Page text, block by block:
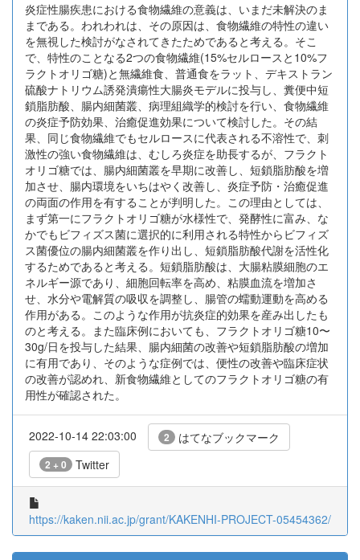
炎症性腸疾患における食物繊維の意義は、いまだ未解決のま
まである。われわれは、その原因は、食物繊維の特性の違い
を無視した検討がなされてきたためであると考える。そこ
で、特性のことなる2つの食物繊維(15%セルロースと10%フ
ラクトオリゴ糖)と無繊維食、普通食をラット、デキストラン
硫酸ナトリウム誘発潰瘍性大腸炎モデルに投与し、糞便中短
鎖脂肪酸、腸内細菌叢、病理組織学的検討を行い、食物繊維
の炎症予防効果、治癒促進効果について検討した。その結
果、同じ食物繊維でもセルロースに代表される不溶性で、刺
激性の強い食物繊維は、むしろ炎症を助長するが、フラクト
オリゴ糖では、腸内細菌叢を早期に改善し、短鎖脂肪酸を増
加させ、腸内環境をいちはやく改善し、炎症予防・治癒促進
の両面の作用を有することが判明した。この理由としては、
まず第一にフラクトオリゴ糖が水様性で、発酵性に富み、な
かでもビフィズス菌に選択的に利用される特性からビフィズ
ス菌優位の腸内細菌叢を作り出し、短鎖脂肪酸代謝を活性化
するためであると考える。短鎖脂肪酸は、大腸粘膜細胞のエ
ネルギー源であり、細胞回転率を高め、粘膜血流を増加さ
せ、水分や電解質の吸収を調整し、腸管の蠕動運動を高める
作用がある。このような作用が抗炎症的効果を産み出したも
のと考える。また臨床例においても、フラクトオリゴ糖10〜
30g/日を投与した結果、腸内細菌の改善や短鎖脂肪酸の増加
に有用であり、そのような症例では、便性の改善や臨床症状
の改善が認めれ、新食物繊維としてのフラクトオリゴ糖の有
用性が確認された。
2022-10-14 22:03:00 2 はてなブックマーク
2 + 0 Twitter
https://kaken.nii.ac.jp/grant/KAKENHI-PROJECT-05454362/